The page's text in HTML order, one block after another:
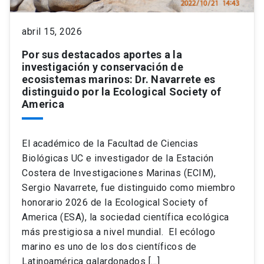
Académicos
Consejo de Facultad
Secretaría Académica
Dirección Investigación
Grupos de Investigación
Institutos y Centros
Redes Internacionales
Estudiantes
Pregrado
Postgrado
Publicaciones
Contacto
abril 15, 2026
Por sus destacados aportes a la
investigación y conservación de
ecosistemas marinos: Dr. Navarrete es
distinguido por la Ecological Society of
America
El académico de la Facultad de Ciencias
Biológicas UC e investigador de la Estación
Costera de Investigaciones Marinas (ECIM),
Sergio Navarrete, fue distinguido como miembro
honorario 2026 de la Ecological Society of
America (ESA), la sociedad científica ecológica
más prestigiosa a nivel mundial. El ecólogo
marino es uno de los dos científicos de
Latinoamérica galardonados […]